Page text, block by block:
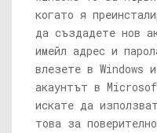
когато я
да създадете нов
имейл адрес и
влезете в Windows
акаунтът в
искате да
това за